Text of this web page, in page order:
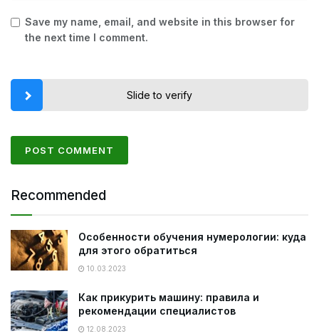
Save my name, email, and website in this browser for
the next time I comment.
Slide to verify
Recommended
Особенности обучения нумерологии: куда
для этого обратиться
10.03.2023
Как прикурить машину: правила и
рекомендации специалистов
12.08.2023